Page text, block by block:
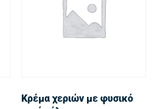
Κρέμα χεριών με φυσικό